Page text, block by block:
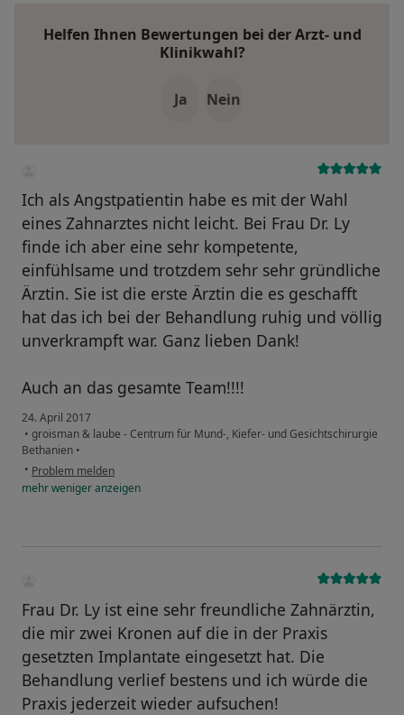
Helfen Ihnen Bewertungen bei der Arzt- und
Klinikwahl?
Ja Nein
Ich als Angstpatientin habe es mit der Wahl
eines Zahnarztes nicht leicht. Bei Frau Dr. Ly
finde ich aber eine sehr kompetente,
einfühlsame und trotzdem sehr sehr gründliche
Ärztin. Sie ist die erste Ärztin die es geschafft
hat das ich bei der Behandlung ruhig und völlig
unverkrampft war. Ganz lieben Dank!
Auch an das gesamte Team!!!!
24. April 2017
• groisman & laube - Centrum für Mund-, Kiefer- und Gesichtschirurgie
Bethanien •
• Problem melden
mehrwenigeranzeigen
Frau Dr. Ly ist eine sehr freundliche Zahnärztin,
die mir zwei Kronen auf die in der Praxis
gesetzten Implantate eingesetzt hat. Die
Behandlung verlief bestens und ich würde die
Praxis jederzeit wieder aufsuchen!